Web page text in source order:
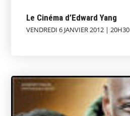
Le Cinéma d’Edward Yang
VENDREDI 6 JANVIER 2012 | 20H30